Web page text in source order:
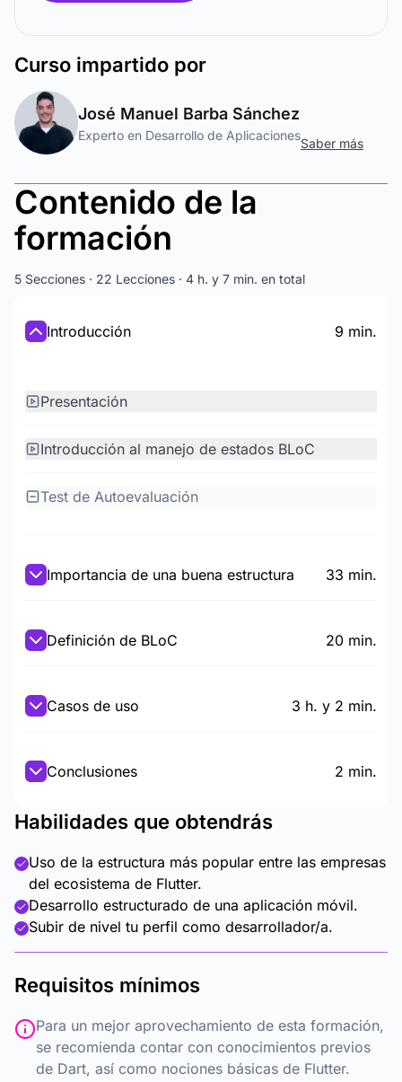
Curso impartido por
José Manuel Barba Sánchez
Experto en Desarrollo de Aplicaciones
Saber más
Contenido de la
formación
5 Secciones · 22 Lecciones · 4 h. y 7 min. en total
Introducción 9 min.
Presentación
Introducción al manejo de estados BLoC
Test de Autoevaluación
Importancia de una buena estructura 33 min.
Definición de BLoC 20 min.
Casos de uso 3 h. y 2 min.
Conclusiones 2 min.
Habilidades que obtendrás
Uso de la estructura más popular entre las empresas
del ecosistema de Flutter.
Desarrollo estructurado de una aplicación móvil.
Subir de nivel tu perfil como desarrollador/a.
Requisitos mínimos
Para un mejor aprovechamiento de esta formación,
se recomienda contar con conocimientos previos
de Dart, así como nociones básicas de Flutter.